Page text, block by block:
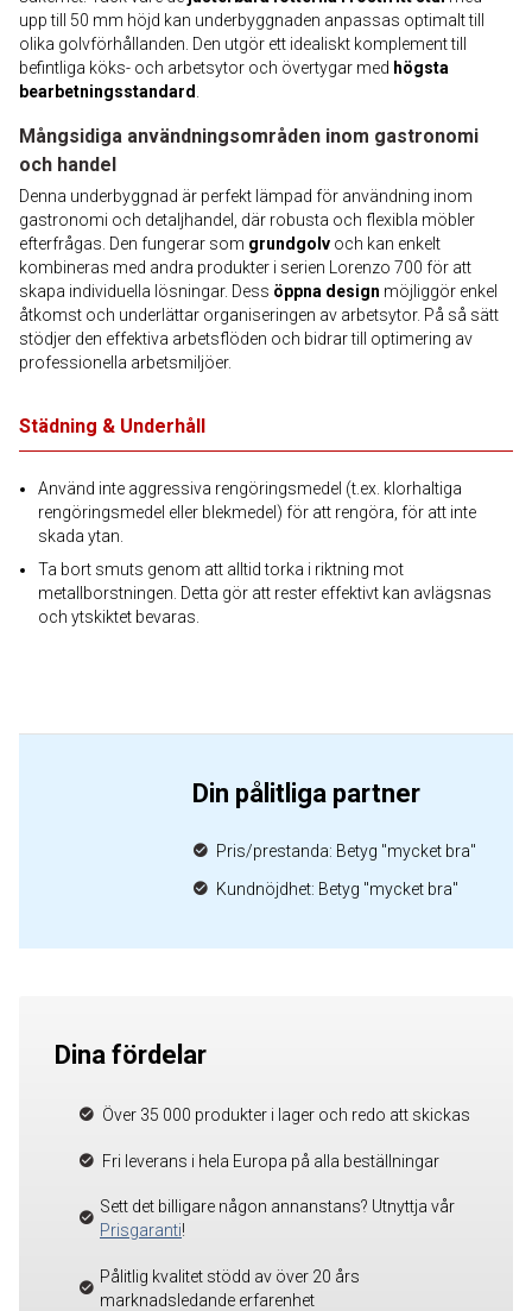
upp till 50 mm höjd kan underbyggnaden anpassas optimalt till
olika golvförhållanden. Den utgör ett idealiskt komplement till
befintliga köks- och arbetsytor och övertygar med högsta
bearbetningsstandard
Mångsidiga användningsområden inom gastronomi
och handel
Denna underbyggnad är perfekt lämpad för användning inom
gastronomi och detaljhandel, där robusta och flexibla möbler
efterfrågas. Den fungerar som grundgolv och kan enkelt
kombineras med andra produkter i serien Lorenzo 700 för att
skapa individuella lösningar. Dess öppna design möjliggör enkel
åtkomst och underlättar organiseringen av arbetsytor. På så sätt
stödjer den effektiva arbetsflöden och bidrar till optimering av
professionella arbetsmiljöer.
Städning & Underhåll
Använd inte aggressiva rengöringsmedel (t.ex. klorhaltiga
rengöringsmedel eller blekmedel) för att rengöra, för att inte
skada ytan.
Ta bort smuts genom att alltid torka i riktning mot
metallborstningen. Detta gör att rester effektivt kan avlägsnas
och ytskiktet bevaras.
Din pålitliga partner
Pris/prestanda: Betyg "mycket bra"
Kundnöjdhet: Betyg "mycket bra"
Dina fördelar
Över 35 000 produkter i lager och redo att skickas
Fri leverans i hela Europa på alla beställningar
Sett det billigare någon annanstans? Utnyttja vår
Prisgaranti!
Pålitlig kvalitet stödd av över 20 års
marknadsledande erfarenhet